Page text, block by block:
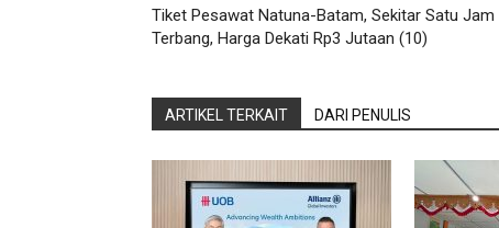
Tiket Pesawat Natuna-Batam, Sekitar Satu Jam
Terbang, Harga Dekati Rp3 Jutaan (10)
ARTIKEL TERKAIT DARI PENULIS